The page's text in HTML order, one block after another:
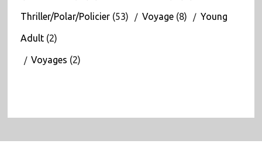
Thriller/Polar/Policier(53) Voyage(8) Young
Adult(2)
Voyages (2)